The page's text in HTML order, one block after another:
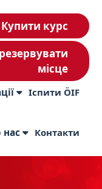
Купити курс
місце
Іспити ÖIF
нас Контакти